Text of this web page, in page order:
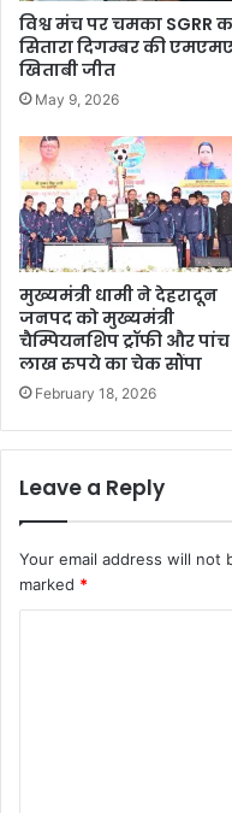
विश्व मंच पर चमका SGRR
सितारा दिगम्बर की
खिताबी जीत
May 9, 2026
मुख्यमंत्री धामी ने देहरादून
जनपद को मुख्यमंत्री
चैम्पियनशिप ट्रॉफी और पांच
लाख रुपये का चेक सौंपा
February 18, 2026
Leave a Reply
Your email address will not
marked *